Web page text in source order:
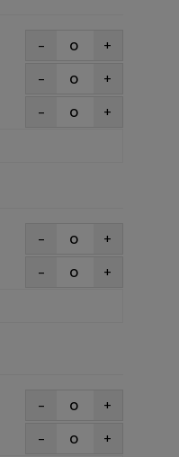
+
-
+
-
+
-
+
-
+
-
+
-
+
-